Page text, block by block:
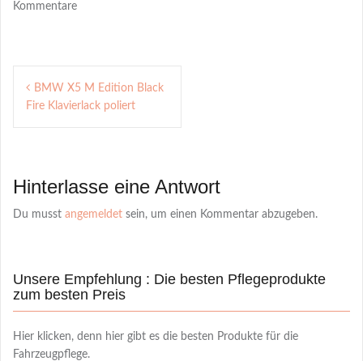
Kommentare
Post
navigation
BMW X5 M Edition Black
Fire Klavierlack poliert
Hinterlasse eine Antwort
Du musst angemeldet sein, um einen Kommentar abzugeben.
Unsere Empfehlung : Die besten Pflegeprodukte
zum besten Preis
Hier klicken, denn hier gibt es die besten Produkte für die
Fahrzeugpflege.